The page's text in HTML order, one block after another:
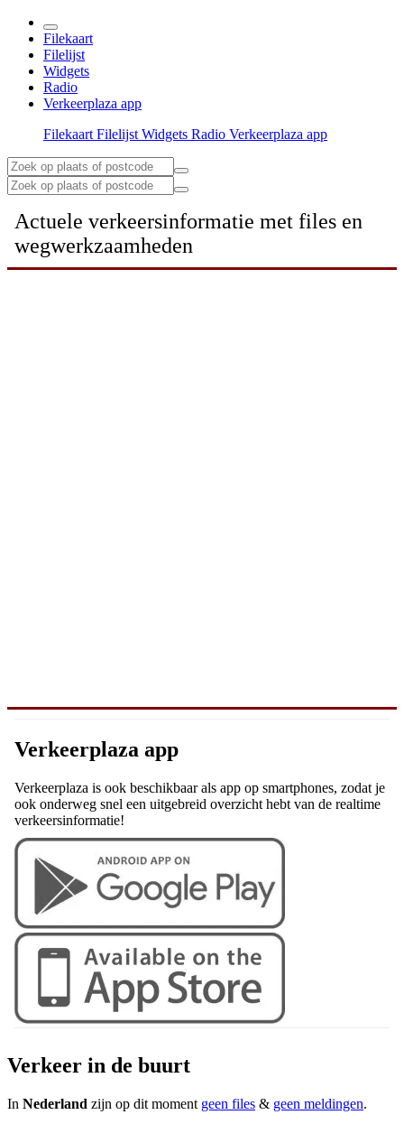
Filekaart
Filelijst
Widgets
Radio
Verkeerplaza app
Filekaart Filelijst Widgets Radio Verkeerplaza app
Actuele verkeersinformatie met files en
wegwerkzaamheden
Verkeerplaza app
Verkeerplaza is ook beschikbaar als app op smartphones, zodat je
ook onderweg snel een uitgebreid overzicht hebt van de realtime
verkeersinformatie!
Verkeer in de buurt
In Nederland zijn op dit moment geen files & geen meldingen.